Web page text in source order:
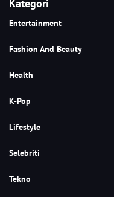
Kategori
Entertainment
Fashion And Beauty
Health
K-Pop
Lifestyle
Selebriti
Tekno